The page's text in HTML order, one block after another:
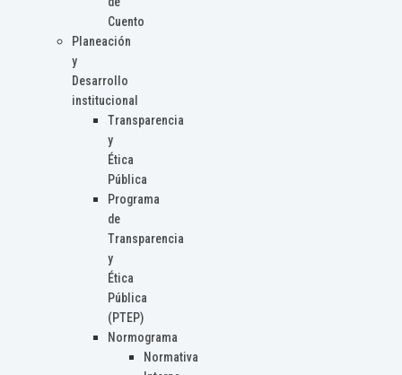
Cuento
Planeación
y
Desarrollo
institucional
Transparencia
y
Ética
Pública
Programa
de
Transparencia
y
Ética
Pública
(PTEP)
Normograma
Normativa